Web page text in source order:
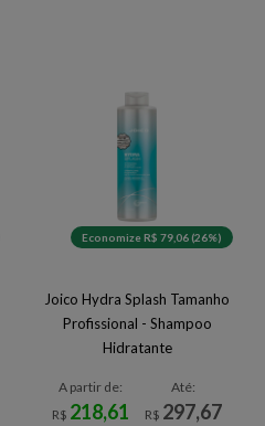
Economize R$ 79,06 (26%)
Joico Hydra Splash Tamanho
Profissional - Shampoo
Hidratante
A partir de:
R$ 218,61
Até:
R$ 297,67